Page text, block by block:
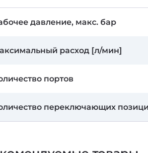
давление, макс. бар
расход [л/мин]
портов
переключающих